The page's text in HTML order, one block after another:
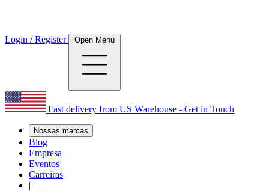
Login / Register Open Menu
Fast delivery from US Warehouse - Get in Touch
Nossas marcas
Blog
Empresa
Eventos
Carreiras
|